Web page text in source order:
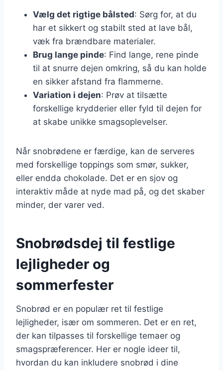
Vælg det rigtige bålsted: Sørg for, at du
har et sikkert og stabilt sted at lave bål,
væk fra brændbare materialer.
Brug lange pinde: Find lange, rene pinde
til at snurre dejen omkring, så du kan holde
en sikker afstand fra flammerne.
Variation i dejen: Prøv at tilsætte
forskellige krydderier eller fyld til dejen for
at skabe unikke smagsoplevelser.
Når snobrødene er færdige, kan de serveres
med forskellige toppings som smør, sukker,
eller endda chokolade. Det er en sjov og
interaktiv måde at nyde mad på, og det skaber
minder, der varer ved.
Snobrødsdej til festlige
lejligheder og
sommerfester
Snobrød er en populær ret til festlige
lejligheder, især om sommeren. Det er en ret,
der kan tilpasses til forskellige temaer og
smagspræferencer. Her er nogle ideer til,
hvordan du kan inkludere snobrød i dine